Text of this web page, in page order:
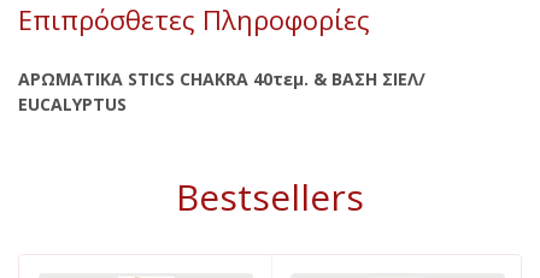
Επιπρόσθετες Πληροφορίες
ΑΡΩΜΑΤΙΚΑ STICS CHAKRA 40τεμ. & ΒΑΣΗ ΣΙΕΛ/
EUCALYPTUS
Bestsellers